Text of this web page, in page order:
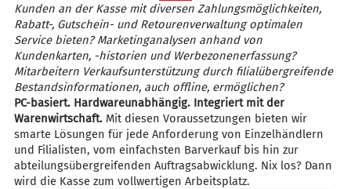
Kunden an der Kasse mit diversen Zahlungsmöglichkeiten,
Rabatt-, Gutschein- und Retourenverwaltung optimalen
Service bieten? Marketinganalysen anhand von
Kundenkarten, -historien und Werbezonenerfassung?
Mitarbeitern Verkaufsunterstützung durch filialübergreifende
Bestandsinformationen, auch offline, ermöglichen?
PC-basiert. Hardwareunabhängig. Integriert mit der
Warenwirtschaft.Mit diesen Voraussetzungen bieten wir
smarte Lösungen für jede Anforderung von Einzelhändlern
und Filialisten, vom einfachsten Barverkauf bis hin zur
abteilungsübergreifenden Auftragsabwicklung. Nix los? Dann
wird die Kasse zum vollwertigen Arbeitsplatz.